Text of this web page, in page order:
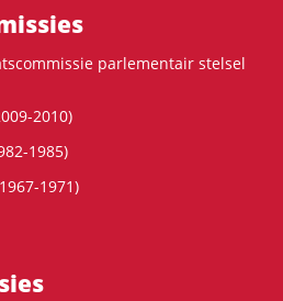
parlementair stelsel
2010)
1985)
1971)